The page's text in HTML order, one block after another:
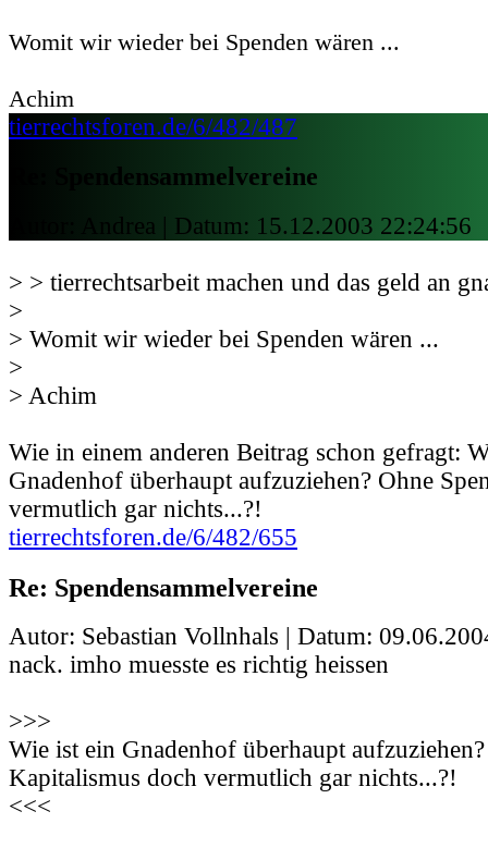
Womit wir wieder bei Spenden wären ...
Achim
tierrechtsforen.de/6/482/487
Re: Spendensammelvereine
Autor: Andrea | Datum: 15.12.2003 22:24:56
> > tierrechtsarbeit machen und das geld an
>
> Womit wir wieder bei Spenden wären ...
>
> Achim
Wie in einem anderen Beitrag schon gefragt:
Gnadenhof überhaupt aufzuziehen? Ohne
vermutlich gar nichts...?!
tierrechtsforen.de/6/482/655
Re: Spendensammelvereine
Autor: Sebastian Vollnhals | Datum:
nack. imho muesste es richtig heissen
>>>
Wie ist ein Gnadenhof überhaupt
Kapitalismus doch vermutlich gar nichts...?!
<<<